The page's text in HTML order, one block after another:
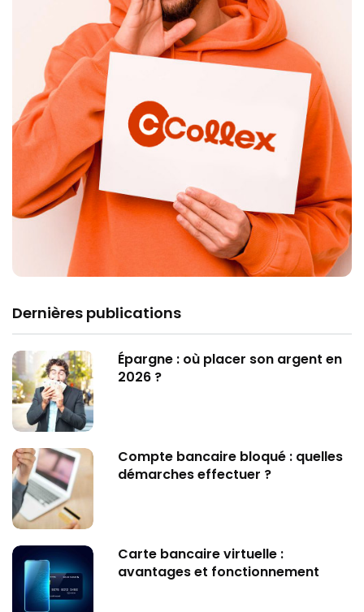
Dernières publications
Épargne : où placer son argent en
2026 ?
Compte bancaire bloqué : quelles
démarches effectuer ?
Carte bancaire virtuelle :
avantages et fonctionnement